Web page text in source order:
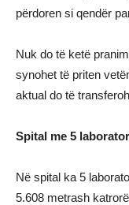
përdoren si qendër
Nuk do të ketë
synohet të priten
aktual do të
Spital me 5
Në spital ka 5
5.608 metrash